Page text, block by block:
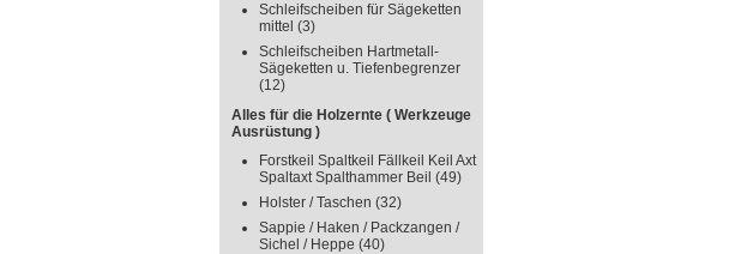
Schleifscheiben für Sägeketten
mittel (3)
Schleifscheiben Hartmetall-
Sägeketten u. Tiefenbegrenzer
(12)
Alles für die Holzernte ( Werkzeuge
Ausrüstung )
Forstkeil Spaltkeil Fällkeil Keil Axt
Spaltaxt Spalthammer Beil (49)
Holster / Taschen (32)
Sappie / Haken / Packzangen /
Sichel / Heppe (40)